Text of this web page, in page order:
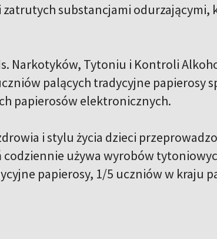
substancjami odurzającymi,
Narkotyków, Tytoniu i Kontroli
palących tradycyjne papierosy
papierosów elektronicznych.
i stylu życia dzieci
codziennie używa wyrobów
papierosy, 1/5 uczniów w kraju